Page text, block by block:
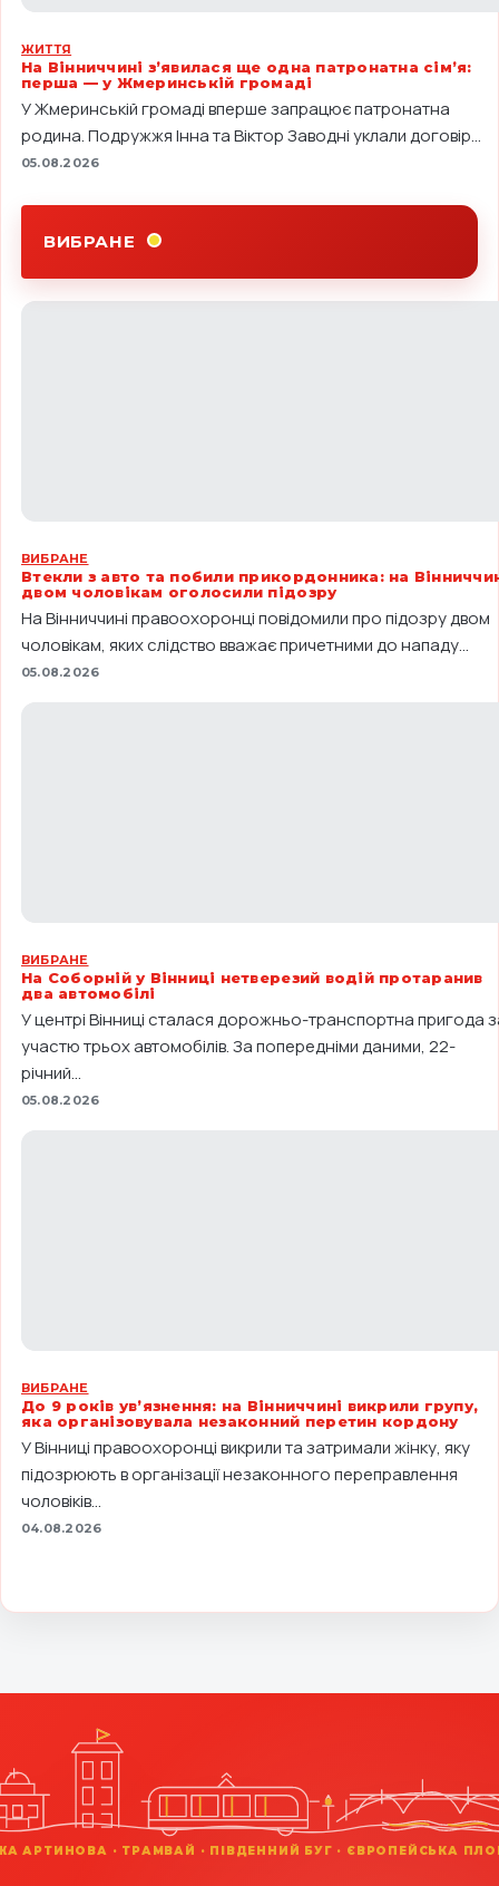
ЖИТТЯ
На Вінниччині з’явилася ще одна патронатна сім’я:
перша — у Жмеринській громаді
У Жмеринській громаді вперше запрацює патронатна
родина. Подружжя Інна та Віктор Заводні уклали договір...
05.08.2026
ВИБРАНЕ
ВИБРАНЕ
Втекли з авто та побили прикордонника: на
двом чоловікам оголосили підозру
На Вінниччині правоохоронці повідомили про підозру двом
чоловікам, яких слідство вважає причетними до нападу...
05.08.2026
ВИБРАНЕ
На Соборній у Вінниці нетверезий водій протаранив
два автомобілі
У центрі Вінниці сталася дорожньо-транспортна пригода
участю трьох автомобілів. За попередніми даними, 22-
річний...
05.08.2026
ВИБРАНЕ
До 9 років ув’язнення: на Вінниччині викрили групу,
яка організовувала незаконний перетин кордону
У Вінниці правоохоронці викрили та затримали жінку, яку
підозрюють в організації незаконного переправлення
чоловіків...
04.08.2026